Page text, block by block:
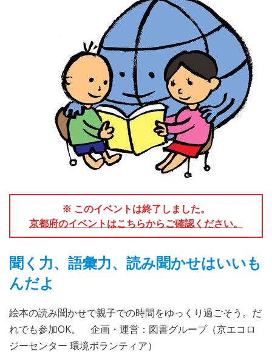
※ このイベントは終了しました。
京都府のイベントはこちらからご確認ください。
聞く力、語彙力、読み聞かせはいいも
んだよ
絵本の読み聞かせで親子での時間をゆっくり過ごそう。だ
れでも参加OK。 企画・運営：図書グループ（京エコロ
ジーセンター 環境ボランティア）